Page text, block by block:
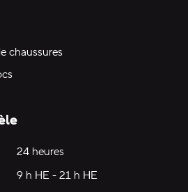
chaussures
24 heures24 heures
9 h HE - 21 h HE9 h HE - 21 h HE